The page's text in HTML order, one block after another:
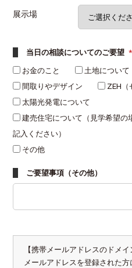
展示場
当日の相談についてのご要望 *
お金のこと 土地について
間取りやデザイン
ZEH（
太陽光発電について
建売住宅について（見学希望の
記入ください）
その他
ご要望事項（その他）
【携帯メールアドレスのドメ
メールアドレスを登録された方